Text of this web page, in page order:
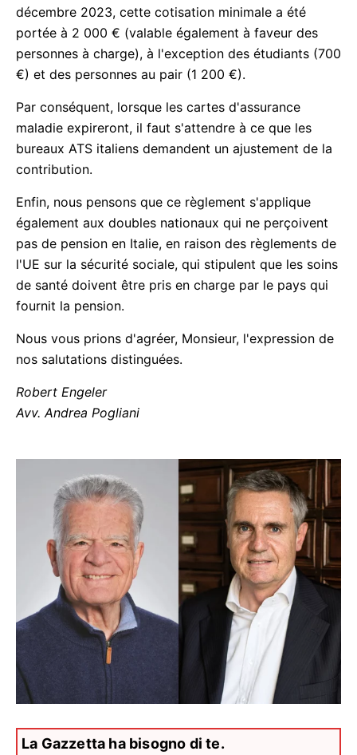
décembre 2023, cette cotisation minimale a été
portée à 2 000 € (valable également à faveur des
personnes à charge), à l'exception des étudiants (700
€) et des personnes au pair (1 200 €).
Par conséquent, lorsque les cartes d'assurance
maladie expireront, il faut s'attendre à ce que les
bureaux ATS italiens demandent un ajustement de la
contribution.
Enfin, nous pensons que ce règlement s'applique
également aux doubles nationaux qui ne perçoivent
pas de pension en Italie, en raison des règlements de
l'UE sur la sécurité sociale, qui stipulent que les soins
de santé doivent être pris en charge par le pays qui
fournit la pension.
Nous vous prions d'agréer, Monsieur, l'expression de
nos salutations distinguées.
Robert Engeler
Avv. Andrea Pogliani
La Gazzetta ha bisogno di te.